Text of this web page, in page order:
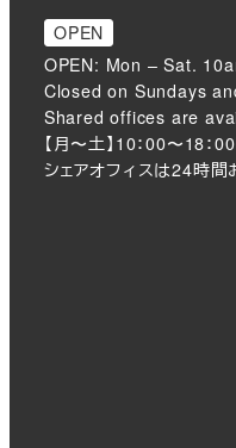
OPEN
OPEN: Mon – Sat.
Closed on Sundays
Shared offices are
【月〜土】10：00〜18：
シェアオフィスは24時間